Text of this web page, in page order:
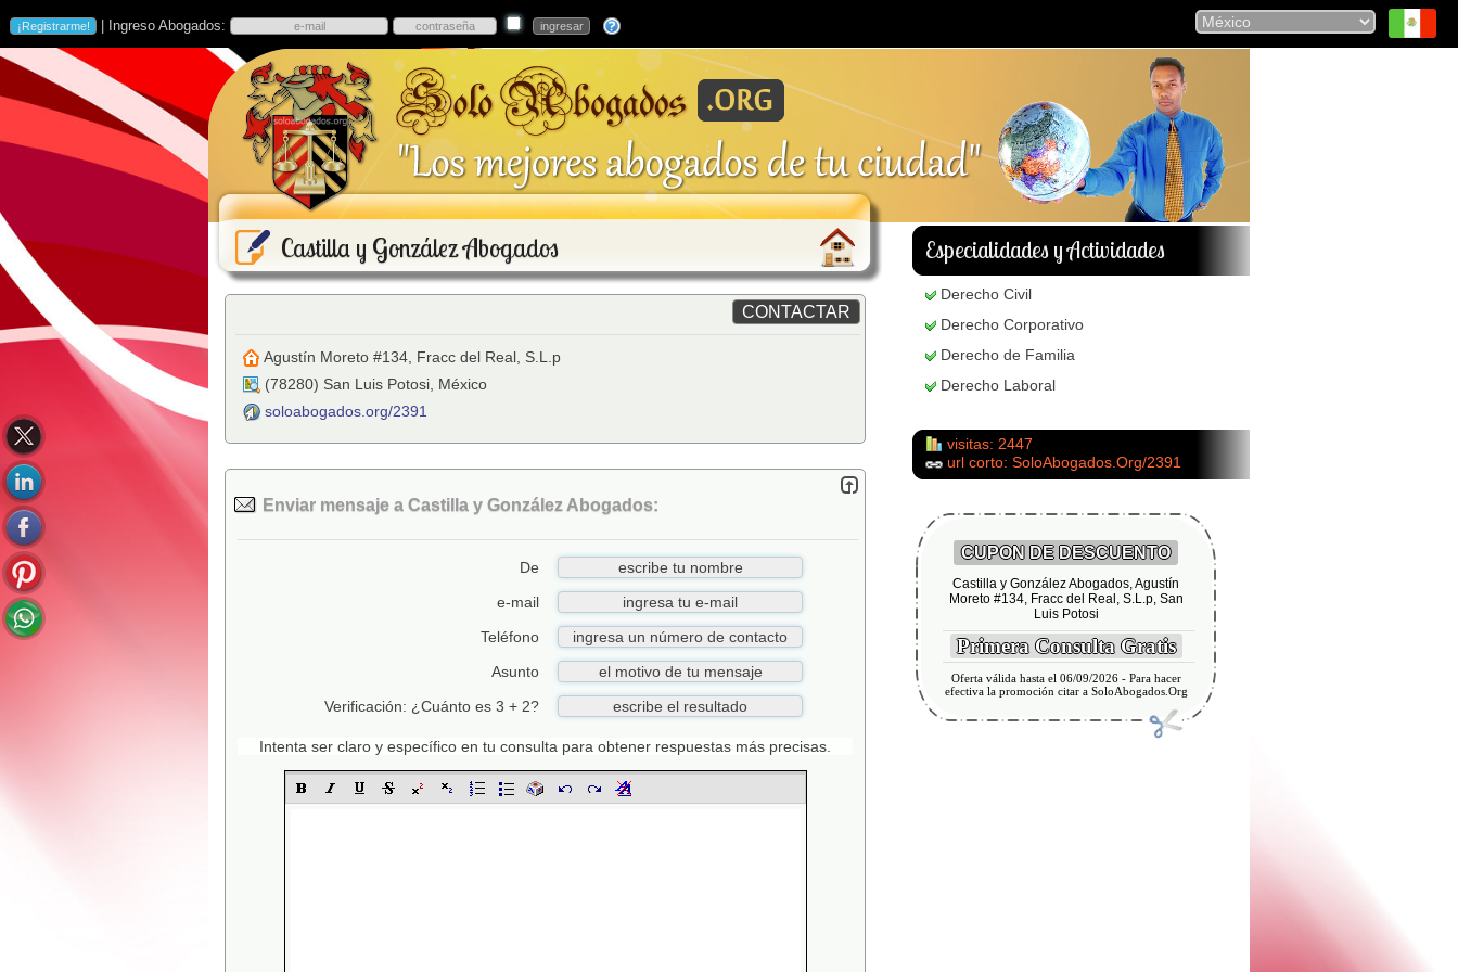
| Ingreso Abogados:
Castilla y González Abogados Especialidades y Actividades
Agustín Moreto #134, Fracc del Real, S.L.p
(78280) San Luis Potosi México
soloabogados.org/2391
Enviar mensaje a Castilla y González Abogados:
De
e-mail
Teléfono
Asunto
Verificación: ¿Cuánto es 3 + 2?
Intenta ser claro y específico en tu consulta para obtener respuestas más precisas.
Derecho Civil
Derecho Corporativo
Derecho de Familia
Derecho Laboral
visitas: 2447
url corto: SoloAbogados.Org/2391
CUPON DE DESCUENTO
Castilla y González Abogados, Agustín
Moreto #134, Fracc del Real, S.L.p, San
Luis Potosi
Primera Consulta Gratis
Oferta válida hasta el 06/09/2026 - Para hacer
efectiva la promoción citar a SoloAbogados.Org